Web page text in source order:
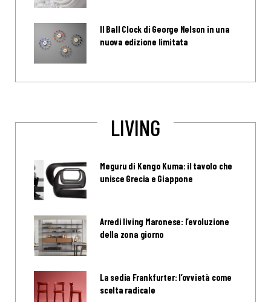
Il Ball Clock di George Nelson in una
nuova edizione limitata
LIVING
Meguru di Kengo Kuma: il tavolo che
unisce Grecia e Giappone
Arredi living Maronese: l’evoluzione
della zona giorno
La sedia Frankfurter: l’ovvietà come
scelta radicale